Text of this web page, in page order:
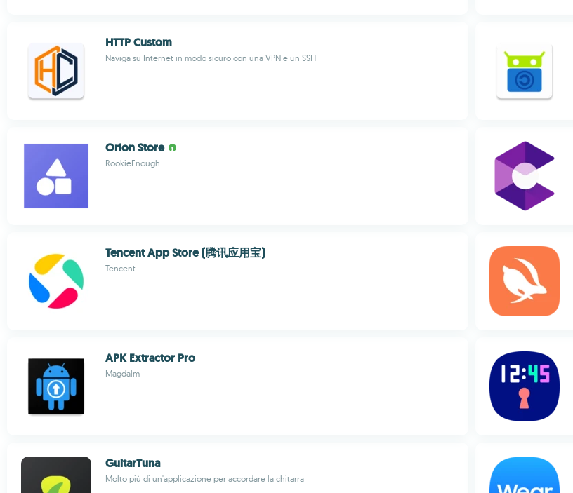
HTTP Custom
Naviga su Internet in modo sicuro con una VPN e un SSH
Orion Store
RookieEnough
Tencent App Store (腾讯应用宝)
Tencent
APK Extractor Pro
Magdalm
GuitarTuna
Molto più di un'applicazione per accordare la chitarra